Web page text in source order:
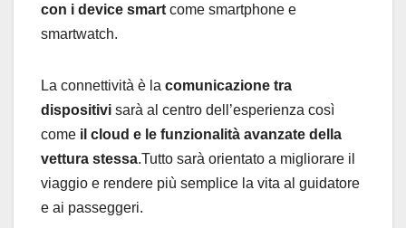
con i device smart come smartphone e
smartwatch.
La connettività è la comunicazione tra
dispositivi sarà al centro dell’esperienza così
come il cloud e le funzionalità avanzate della
vettura stessa.Tutto sarà orientato a migliorare il
viaggio e rendere più semplice la vita al guidatore
e ai passeggeri.